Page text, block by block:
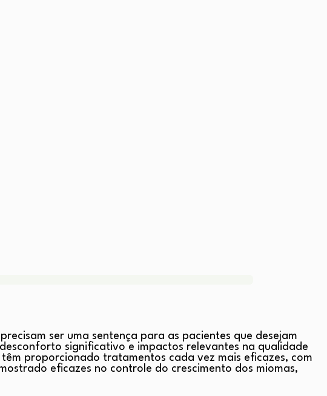
ser uma sentença para as pacientes que desejam
significativo e impactos relevantes na qualidade
proporcionado tratamentos cada vez mais eficazes, com
eficazes no controle do crescimento dos miomas,